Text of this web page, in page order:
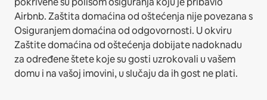
Airbnb. Zaštita domaćina od oštećenja nije povezana s
Osiguranjem domaćina od odgovornosti. U okviru
Zaštite domaćina od oštećenja dobijate nadoknadu
za određene štete koje su gosti uzrokovali u vašem
domu i na vašoj imovini, u slučaju da ih gost ne plati.